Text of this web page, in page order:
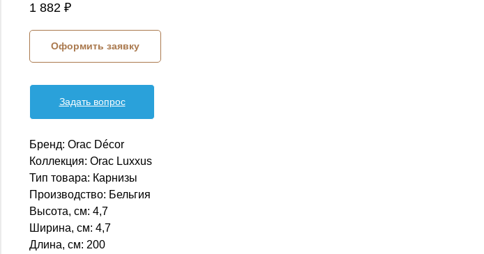
1 882 ₽
Оформить заявку
Задать вопрос
Бренд: Orac Décor
Коллекция: Orac Luxxus
Тип товара: Карнизы
Производство: Бельгия
Высота, см: 4,7
Ширина, см: 4,7
Длина, см: 200